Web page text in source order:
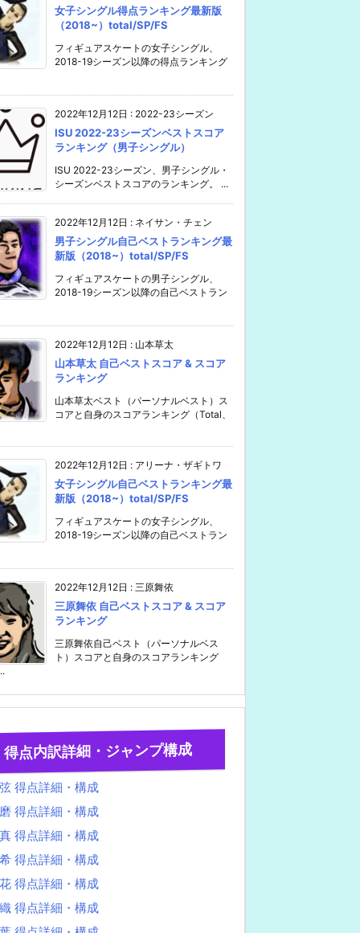
女子シングル得点ランキング最新版
（2018~）total/SP/FS
フィギュアスケートの女子シングル、
2018-19シーズン以降の得点ランキング
2022年12月12日 : 2022-23シーズン
ISU 2022-23シーズンベストスコア
ランキング（男子シングル）
ISU 2022-23シーズン、男子シングル・
シーズンベストスコアのランキング。 ...
2022年12月12日 : ネイサン・チェン
男子シングル自己ベストランキング最
新版（2018~）total/SP/FS
フィギュアスケートの男子シングル、
2018-19シーズン以降の自己ベストラン
2022年12月12日 : 山本草太
山本草太 自己ベストスコア & スコア
ランキング
山本草太ベスト（パーソナルベスト）ス
コアと自身のスコアランキング（Total、
2022年12月12日 : アリーナ・ザギトワ
女子シングル自己ベストランキング最
新版（2018~）total/SP/FS
フィギュアスケートの女子シングル、
2018-19シーズン以降の自己ベストラン
2022年12月12日 : 三原舞依
三原舞依 自己ベストスコア & スコア
ランキング
三原舞依自己ベスト（パーソナルベス
ト）スコアと自身のスコアランキング
得点内訳詳細・ジャンプ構成
得点詳細・構成
得点詳細・構成
得点詳細・構成
得点詳細・構成
得点詳細・構成
得点詳細・構成